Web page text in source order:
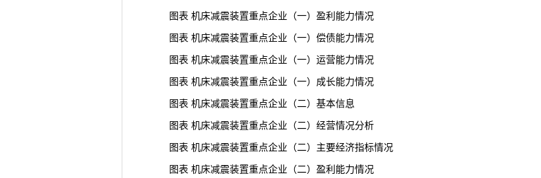
图表 机床减震装置重点企业（一）盈利能力情况
图表 机床减震装置重点企业（一）偿债能力情况
图表 机床减震装置重点企业（一）运营能力情况
图表 机床减震装置重点企业（一）成长能力情况
图表 机床减震装置重点企业（二）基本信息
图表 机床减震装置重点企业（二）经营情况分析
图表 机床减震装置重点企业（二）主要经济指标情况
图表 机床减震装置重点企业（二）盈利能力情况